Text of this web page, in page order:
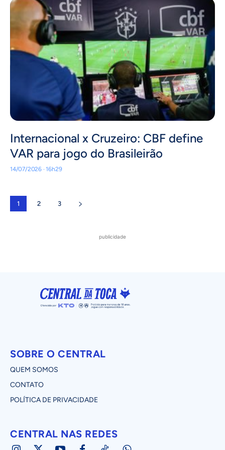
Internacional x Cruzeiro: CBF define
VAR para jogo do Brasileirão
14/07/2026 · 16h29
1 2 3
publicidade
SOBRE O CENTRAL
QUEM SOMOS
CONTATO
POLÍTICA DE PRIVACIDADE
CENTRAL NAS REDES